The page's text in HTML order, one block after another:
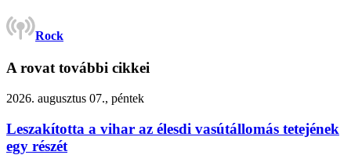
Rock
A rovat további cikkei
2026. augusztus 07., péntek
Leszakította a vihar az élesdi vasútállomás tetejének
egy részét